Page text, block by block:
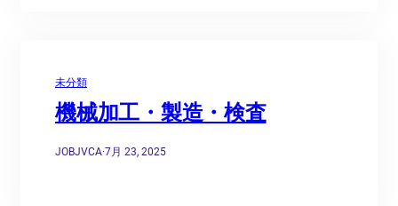
未分類
機械加工・製造・検査
JOBJVCA·7月 23, 2025